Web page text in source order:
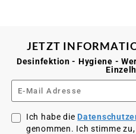
JETZT
Desinfektion - Hygiene -
Ich habe die
genommen. Ich stimme